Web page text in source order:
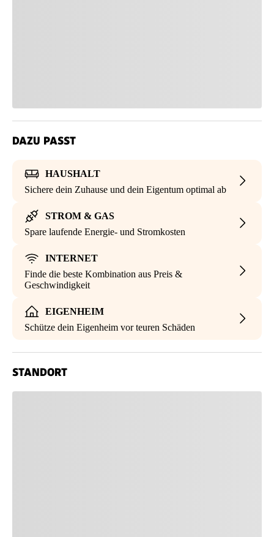
DAZU PASST
HAUSHALT
Sichere dein Zuhause und dein Eigentum optimal ab
STROM & GAS
Spare laufende Energie- und Stromkosten
INTERNET
Finde die beste Kombination aus Preis &
Geschwindigkeit
EIGENHEIM
Schütze dein Eigenheim vor teuren Schäden
STANDORT